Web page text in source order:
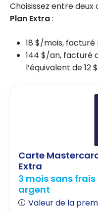
Choisissez entre
Plan Extra:
18 $/mois,
144 $/an, facturé
l’équivalent de 12
Carte
Extra
3 mois sans frais
argent
Valeur de la